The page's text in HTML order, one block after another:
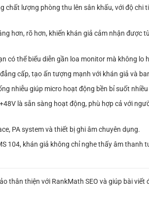
chất lượng phòng thu lên sân khấu, với độ chi
hơn, rõ hơn, khiến khán giả cảm nhận được
có thể biểu diễn gần loa monitor mà không lo
cấp, tạo ấn tượng mạnh với khán giả và
nhiễu giúp micro hoạt động bền bỉ suốt
là sẵn sàng hoạt động, phù hợp cả với
PA system và thiết bị ghi âm chuyên dụng.
104, khán giả không chỉ nghe thấy âm thanh
thân thiện với RankMath SEO và giúp bài viết